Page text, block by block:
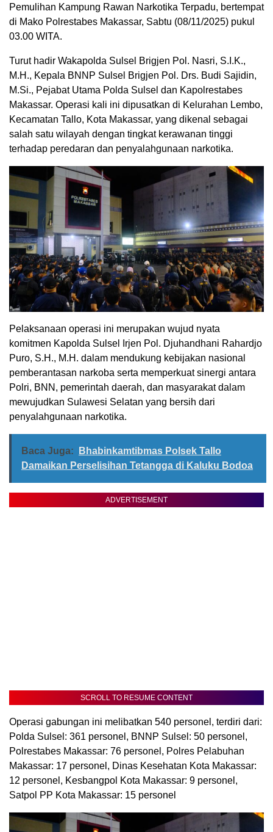
Pemulihan Kampung Rawan Narkotika Terpadu, bertempat
di Mako Polrestabes Makassar, Sabtu (08/11/2025) pukul
03.00 WITA.
Turut hadir Wakapolda Sulsel Brigjen Pol. Nasri, S.I.K.,
M.H., Kepala BNNP Sulsel Brigjen Pol. Drs. Budi Sajidin,
M.Si., Pejabat Utama Polda Sulsel dan Kapolrestabes
Makassar. Operasi kali ini dipusatkan di Kelurahan Lembo,
Kecamatan Tallo, Kota Makassar, yang dikenal sebagai
salah satu wilayah dengan tingkat kerawanan tinggi
terhadap peredaran dan penyalahgunaan narkotika.
Pelaksanaan operasi ini merupakan wujud nyata
komitmen Kapolda Sulsel Irjen Pol. Djuhandhani Rahardjo
Puro, S.H., M.H. dalam mendukung kebijakan nasional
pemberantasan narkoba serta memperkuat sinergi antara
Polri, BNN, pemerintah daerah, dan masyarakat dalam
mewujudkan Sulawesi Selatan yang bersih dari
penyalahgunaan narkotika.
Baca Juga:
Bhabinkamtibmas Polsek Tallo
Damaikan Perselisihan Tetangga di Kaluku Bodoa
ADVERTISEMENT
SCROLL TO RESUME CONTENT
Operasi gabungan ini melibatkan 540 personel, terdiri dari:
Polda Sulsel: 361 personel, BNNP Sulsel: 50 personel,
Polrestabes Makassar: 76 personel, Polres Pelabuhan
Makassar: 17 personel, Dinas Kesehatan Kota Makassar:
12 personel, Kesbangpol Kota Makassar: 9 personel,
Satpol PP Kota Makassar: 15 personel